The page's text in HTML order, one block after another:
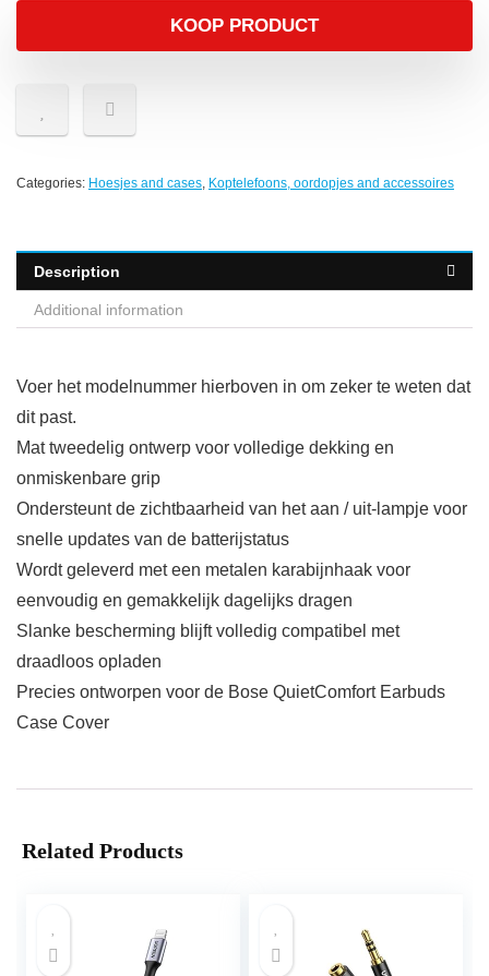
KOOP PRODUCT
Categories: Hoesjes and cases, Koptelefoons, oordopjes and accessoires
Description
Additional information
Voer het modelnummer hierboven in om zeker te weten dat
dit past.
Mat tweedelig ontwerp voor volledige dekking en
onmiskenbare grip
Ondersteunt de zichtbaarheid van het aan / uit-lampje voor
snelle updates van de batterijstatus
Wordt geleverd met een metalen karabijnhaak voor
eenvoudig en gemakkelijk dagelijks dragen
Slanke bescherming blijft volledig compatibel met
draadloos opladen
Precies ontworpen voor de Bose QuietComfort Earbuds
Case Cover
Related Products